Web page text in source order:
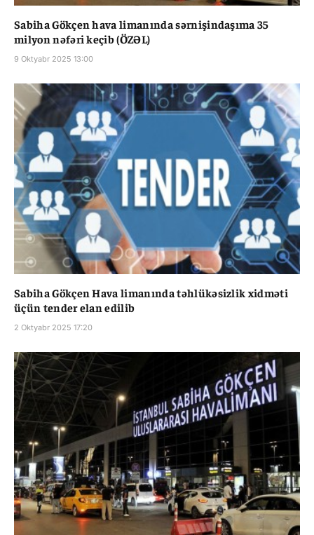
Sabiha Gökçen hava limanında sərnişindaşıma 35
milyon nəfəri keçib (ÖZƏL)
9 Oktyabr 2025 13:00
Sabiha Gökçen Hava limanında təhlükəsizlik xidməti
üçün tender elan edilib
2 Oktyabr 2025 17:20